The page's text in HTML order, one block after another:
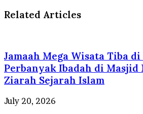
Related Articles
Jamaah Mega Wisata Tiba
Perbanyak Ibadah di Masjid
Ziarah Sejarah Islam
July 20, 2026